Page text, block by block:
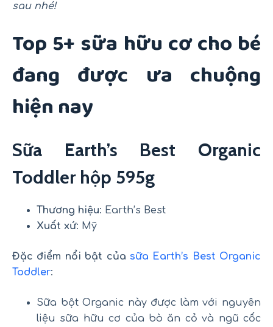
sau nhé!
Top 5+ sữa hữu cơ cho bé
đang được ưa chuộng
hiện nay
Sữa Earth’s Best Organic
Toddler hộp 595g
Thương hiệu: Earth’s Best
Xuất xứ: Mỹ
Đặc điểm nổi bật của sữa Earth’s Best Organic
Toddler:
Sữa bột Organic này được làm với nguyên
liệu sữa hữu cơ của bò ăn cỏ và ngũ cốc